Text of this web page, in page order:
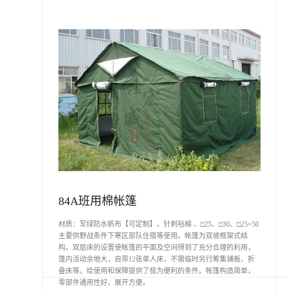
84A班用棉帐篷
材质：军绿防水帆布【可定制】、针刺毡棉 、□25、□30、□25×50
主要供野战条件下寒区部队住宿等使用。帐篷为双坡框架式结
构。双层床的设置使帐篷的平面及空间得到了充分合理的利用，
篷内活动余地大，自带12张单人床，不需临时另行筹集铺板、折
叠床等。给使用和保障提供了极为便利的条件。帐篷构造简单，
零部件通用性好，展开方便。